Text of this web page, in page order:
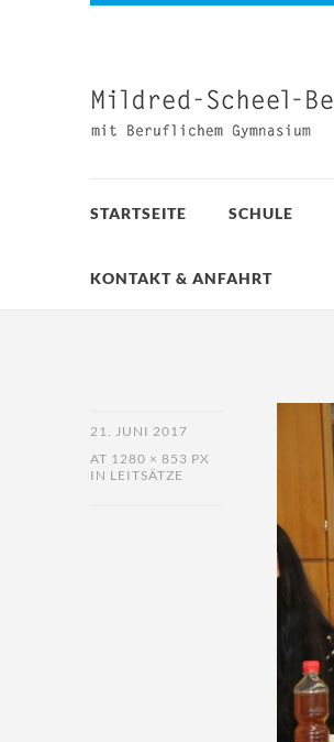
STARTSEITE SCHULE
KONTAKT & ANFAHRT
21. JUNI 2017
AT 1280 × 853 PX
IN LEITSÄTZE